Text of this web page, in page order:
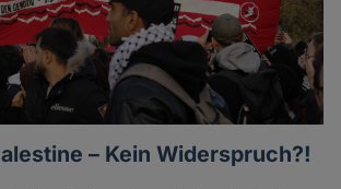
– Kein Widerspruch?!